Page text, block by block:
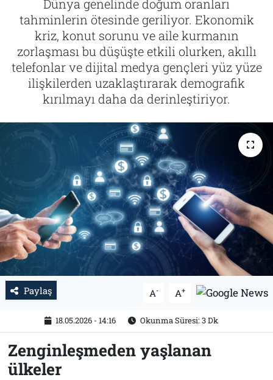
Dünya genelinde doğum oranları
tahminlerin ötesinde geriliyor. Ekonomik
kriz, konut sorunu ve aile kurmanın
zorlaşması bu düşüşte etkili olurken, akıllı
telefonlar ve dijital medya gençleri yüz yüze
ilişkilerden uzaklaştırarak demografik
kırılmayı daha da derinleştiriyor.
Paylaş A- A+
18.05.2026 - 14:16 Okunma Süresi: 3 Dk
Zenginleşmeden yaşlanan
ülkeler
Tarih
İletişim
Künye